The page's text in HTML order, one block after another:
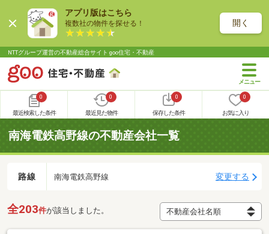
アプリ版はこちら
複数社の物件を探せる！ 開く
NTTグループ運営の不動産総合サイト goo住宅・不動産
0
最近検索した条件
0
最近見た物件
0
保存した条件
0
お気に入り
南海電鉄高野線の不動産会社一覧
路線 南海電鉄高野線 変更する
全203件が該当しました。